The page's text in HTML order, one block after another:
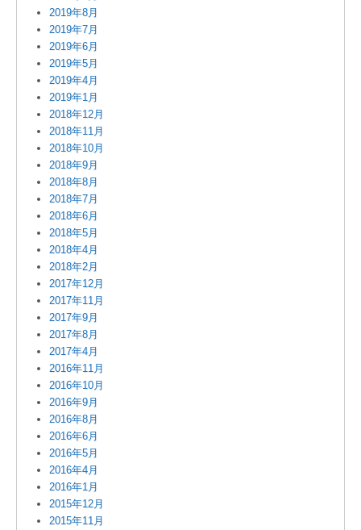
2019年8月
2019年7月
2019年6月
2019年5月
2019年4月
2019年1月
2018年12月
2018年11月
2018年10月
2018年9月
2018年8月
2018年7月
2018年6月
2018年5月
2018年4月
2018年2月
2017年12月
2017年11月
2017年9月
2017年8月
2017年4月
2016年11月
2016年10月
2016年9月
2016年8月
2016年6月
2016年5月
2016年4月
2016年1月
2015年12月
2015年11月